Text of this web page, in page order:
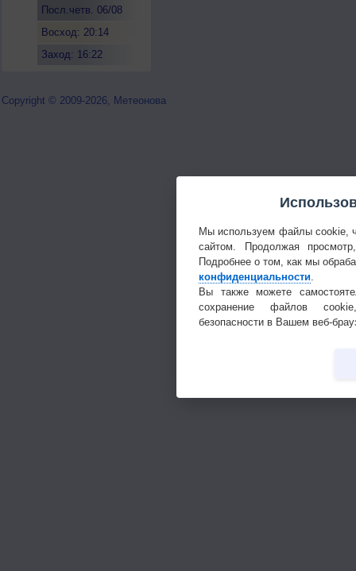
Посл.четв. 06/08
Восход: 20:14
Заход: 16:22
Copyright © 2009-2026, Метеонова
Мы используем файлы cookie,
сайтом. Продолжая
Подробнее о том, как мы
конфиденциальности
Вы также можете
сохранение файлов
безопасности в Вашем веб-